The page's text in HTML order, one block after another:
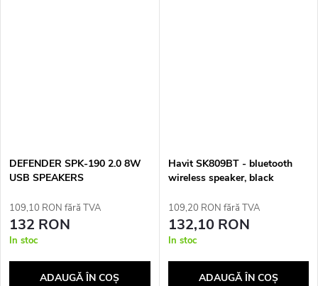
DEFENDER SPK-190 2.0 8W
USB SPEAKERS
109,10 RON fără TVA
132 RON
In stoc
ADAUGĂ ÎN COŞ
Havit SK809BT - bluetooth
wireless speaker, black
109,20 RON fără TVA
132,10 RON
In stoc
ADAUGĂ ÎN COŞ